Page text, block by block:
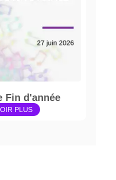
Fin d'année
PLUS